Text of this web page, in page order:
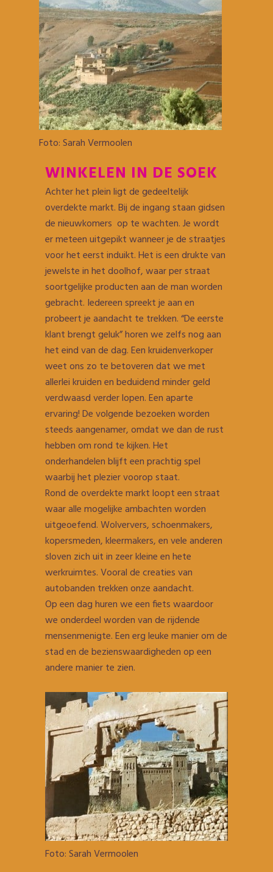
Foto: Sarah Vermoolen
WINKELEN IN DE SOEK
Achter het plein ligt de gedeeltelijk
overdekte markt. Bij de ingang staan gidsen
de nieuwkomers op te wachten. Je wordt
er meteen uitgepikt wanneer je de straatjes
voor het eerst induikt. Het is een drukte van
jewelste in het doolhof, waar per straat
soortgelijke producten aan de man worden
gebracht. Iedereen spreekt je aan en
probeert je aandacht te trekken. “De eerste
klant brengt geluk” horen we zelfs nog aan
het eind van de dag. Een kruidenverkoper
weet ons zo te betoveren dat we met
allerlei kruiden en beduidend minder geld
verdwaasd verder lopen. Een aparte
ervaring! De volgende bezoeken worden
steeds aangenamer, omdat we dan de rust
hebben om rond te kijken. Het
onderhandelen blijft een prachtig spel
waarbij het plezier voorop staat.
Rond de overdekte markt loopt een straat
waar alle mogelijke ambachten worden
uitgeoefend. Wolververs, schoenmakers,
kopersmeden, kleermakers, en vele anderen
sloven zich uit in zeer kleine en hete
werkruimtes. Vooral de creaties van
autobanden trekken onze aandacht.
Op een dag huren we een fiets waardoor
we onderdeel worden van de rijdende
mensenmenigte. Een erg leuke manier om de
stad en de bezienswaardigheden op een
andere manier te zien.
Foto: Sarah Vermoolen